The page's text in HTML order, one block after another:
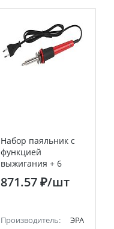
Набор паяльник c
функцией
выжигания + 6
насадок PL-B+6N-
30W ЭРА 230В 30 Вт
871.57 ₽/шт
Производитель:
ЭРА